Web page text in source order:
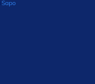
Sapo